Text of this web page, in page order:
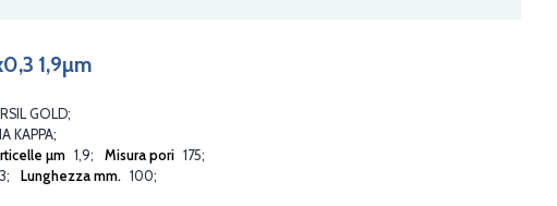
1,9µm
GOLD
KAPPA
µm 1,9 Misura pori 175
Lunghezza mm. 100